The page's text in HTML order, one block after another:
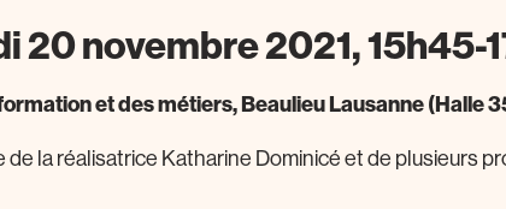
20 novembre 2021, 15h45-
et des métiers, Beaulieu Lausanne (Halle
de la réalisatrice Katharine Dominicé et de plusieurs